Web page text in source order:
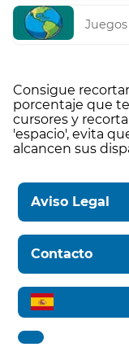
Consigue
porcentaje que
cursores y
'espacio', evita
alcancen sus
Aviso Legal
Contacto